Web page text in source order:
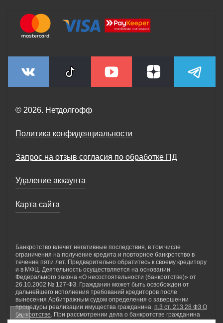
© 2026. Нетдолгофф
Политика конфиденциальности
Запрос на отзыв согласия по обработке ПД
Удаление аккаунта
Карта сайта
Банкротство влечет негативные последствия, в том числе
ограничения на получение кредита и повторное банкротство в
течение пяти лет. Предварительно обратитесь к своему кредитору
и в МФЦ. Деятельность осуществляется на основании
Федерального закона «О несостоятельности (банкротстве)» от
26.10.2002 № 127-ФЗ. Гражданин может быть освобожден от
дальнейшего исполнения требований кредиторов после
вынесения Арбитражным судом определения о завершении
процедуры реализации имущества гражданина. п.3 ст. 213.28 ФЗ О
банкротстве . При рассмотрении дела о банкротстве гражданина